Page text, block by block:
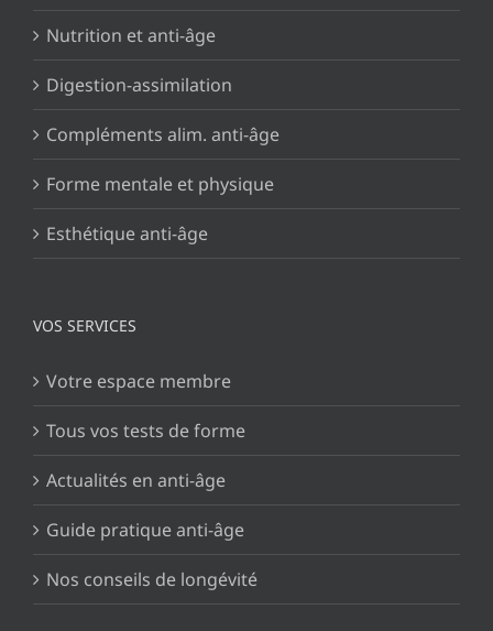
Nutrition et anti-âge
Digestion-assimilation
Compléments alim. anti-âge
Forme mentale et physique
Esthétique anti-âge
VOS SERVICES
Votre espace membre
Tous vos tests de forme
Actualités en anti-âge
Guide pratique anti-âge
Nos conseils de longévité